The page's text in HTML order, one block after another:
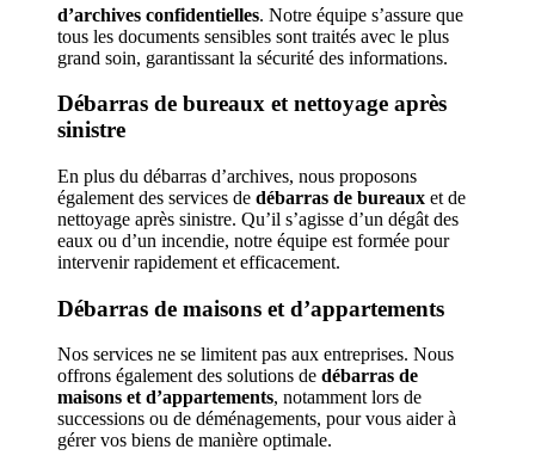
d’archives confidentielles. Notre équipe s’assure que
tous les documents sensibles sont traités avec le plus
grand soin, garantissant la sécurité des informations.
Débarras de bureaux et nettoyage après
sinistre
En plus du débarras d’archives, nous proposons
également des services de débarras de bureaux et de
nettoyage après sinistre. Qu’il s’agisse d’un dégât des
eaux ou d’un incendie, notre équipe est formée pour
intervenir rapidement et efficacement.
Débarras de maisons et d’appartements
Nos services ne se limitent pas aux entreprises. Nous
offrons également des solutions de débarras de
maisons et d’appartements, notamment lors de
successions ou de déménagements, pour vous aider à
gérer vos biens de manière optimale.